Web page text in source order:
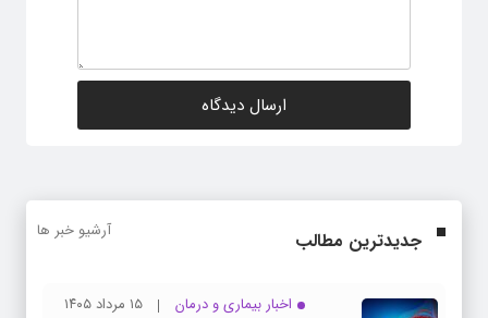
جدیدترین مطالب آرشیو خبر ها
اخبار بیماری و درمان
۱۵ مرداد ۱۴۰۵